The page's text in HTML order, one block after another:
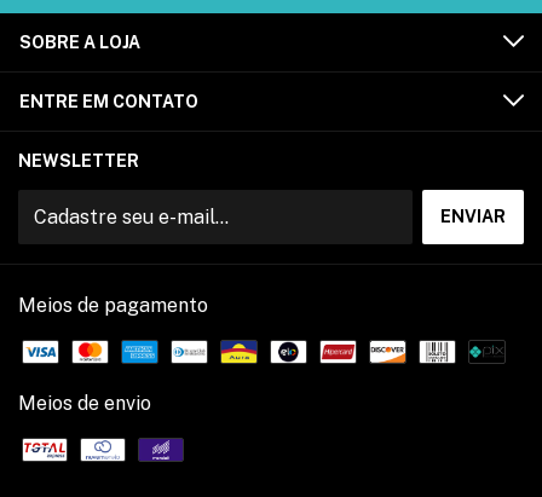
SOBRE A LOJA
ENTRE EM CONTATO
NEWSLETTER
Meios de pagamento
Meios de envio